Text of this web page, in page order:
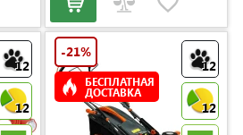
12
12
12
12
-21%
БЕСПЛАТНАЯ
ДОСТАВКА